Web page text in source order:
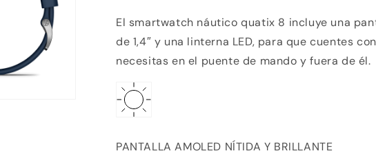
El smartwatch náutico quatix 8 incluye una
de 1,4″ y una linterna LED, para que cuentes
necesitas en el puente de mando y fuera de él.
PANTALLA AMOLED NÍTIDA Y BRILLANTE